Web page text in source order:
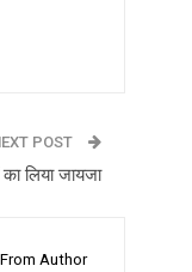
POST
लिया जायजा
Author